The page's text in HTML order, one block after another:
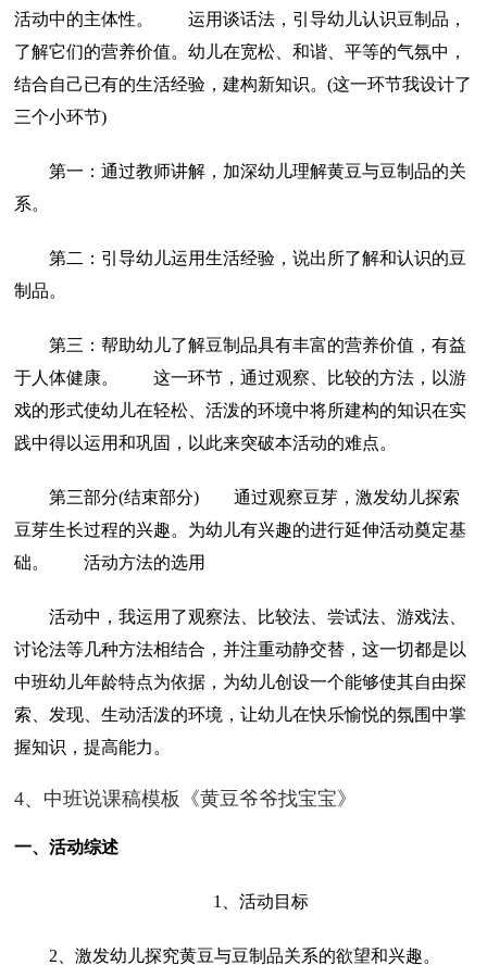
活动中的主体性。 运用谈话法，引导幼儿认识豆制品，
了解它们的营养价值。幼儿在宽松、和谐、平等的气氛中，
结合自己已有的生活经验，建构新知识。(这一环节我设计了
三个小环节)
第一：通过教师讲解，加深幼儿理解黄豆与豆制品的关
系。
第二：引导幼儿运用生活经验，说出所了解和认识的豆
制品。
第三：帮助幼儿了解豆制品具有丰富的营养价值，有益
于人体健康。 这一环节，通过观察、比较的方法，以游
戏的形式使幼儿在轻松、活泼的环境中将所建构的知识在实
践中得以运用和巩固，以此来突破本活动的难点。
第三部分(结束部分) 通过观察豆芽，激发幼儿探索
豆芽生长过程的兴趣。为幼儿有兴趣的进行延伸活动奠定基
础。 活动方法的选用
活动中，我运用了观察法、比较法、尝试法、游戏法、
讨论法等几种方法相结合，并注重动静交替，这一切都是以
中班幼儿年龄特点为依据，为幼儿创设一个能够使其自由探
索、发现、生动活泼的环境，让幼儿在快乐愉悦的氛围中掌
握知识，提高能力。
4、中班说课稿模板《黄豆爷爷找宝宝》
一、活动综述
1、活动目标
2、激发幼儿探究黄豆与豆制品关系的欲望和兴趣。